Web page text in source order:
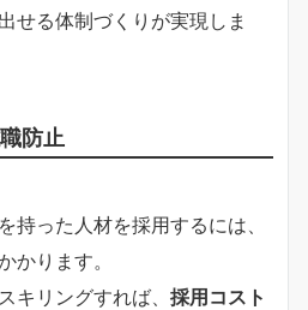
せる体制づくりが実現しま
防止
持った人材を採用するには、
かります。
キリングすれば、 採用コスト